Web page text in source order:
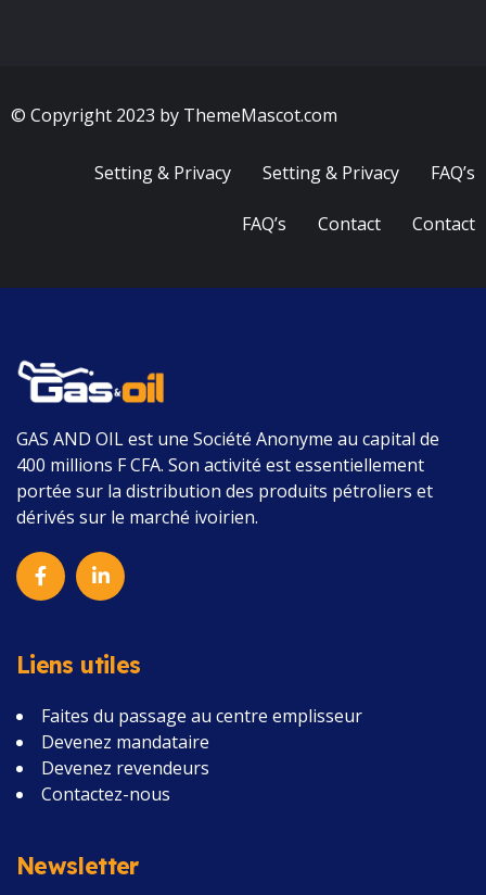
© Copyright 2023 by ThemeMascot.com
Setting & Privacy Setting & Privacy FAQ’s
FAQ’s Contact Contact
GAS AND OILest une Société Anonyme au capital de
400 millions F CFA. Son activité est essentiellement
portée sur la distribution des produits pétroliers et
dérivés sur le marché ivoirien.
Liens utiles
Faites du passage au centre emplisseur
Devenez mandataire
Devenez revendeurs
Contactez-nous
Newsletter